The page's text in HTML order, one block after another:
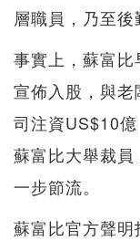
層職員，乃至後
事實上，蘇富
宣佈入股，與
司注資US$10
蘇富比大舉裁
一步節流。
蘇富比官方聲明